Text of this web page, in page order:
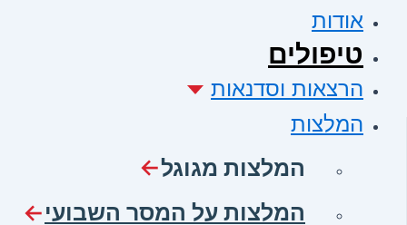
אודות
טיפולים
הרצאות וסדנאות
המלצות
המלצות מגוגל
המלצות על המסר השבועי